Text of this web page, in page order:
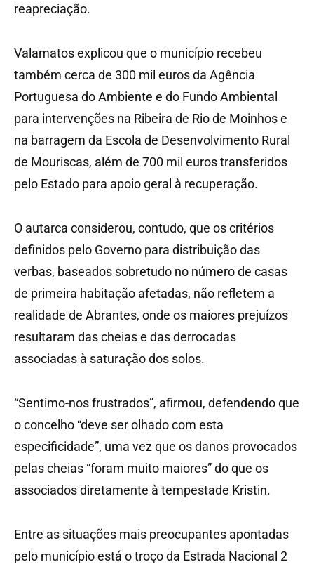
reapreciação.
Valamatos explicou que o município recebeu
também cerca de 300 mil euros da Agência
Portuguesa do Ambiente e do Fundo Ambiental
para intervenções na Ribeira de Rio de Moinhos e
na barragem da Escola de Desenvolvimento Rural
de Mouriscas, além de 700 mil euros transferidos
pelo Estado para apoio geral à recuperação.
O autarca considerou, contudo, que os critérios
definidos pelo Governo para distribuição das
verbas, baseados sobretudo no número de casas
de primeira habitação afetadas, não refletem a
realidade de Abrantes, onde os maiores prejuízos
resultaram das cheias e das derrocadas
associadas à saturação dos solos.
“Sentimo-nos frustrados”, afirmou, defendendo que
o concelho “deve ser olhado com esta
especificidade”, uma vez que os danos provocados
pelas cheias “foram muito maiores” do que os
associados diretamente à tempestade Kristin.
Entre as situações mais preocupantes apontadas
pelo município está o troço da Estrada Nacional 2